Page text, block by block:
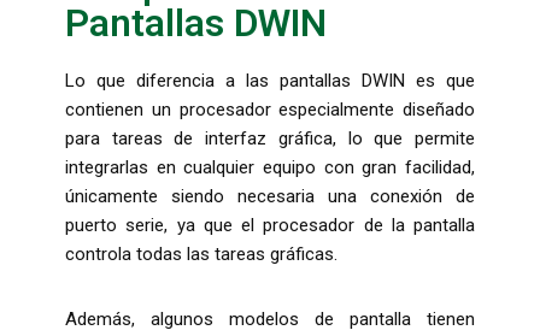
Pantallas DWIN
Lo que diferencia a las pantallas DWIN es que
contienen un procesador especialmente diseñado
para tareas de interfaz gráfica, lo que permite
integrarlas en cualquier equipo con gran facilidad,
únicamente siendo necesaria una conexión de
puerto serie, ya que el procesador de la pantalla
controla todas las tareas gráficas.
Además, algunos modelos de pantalla tienen